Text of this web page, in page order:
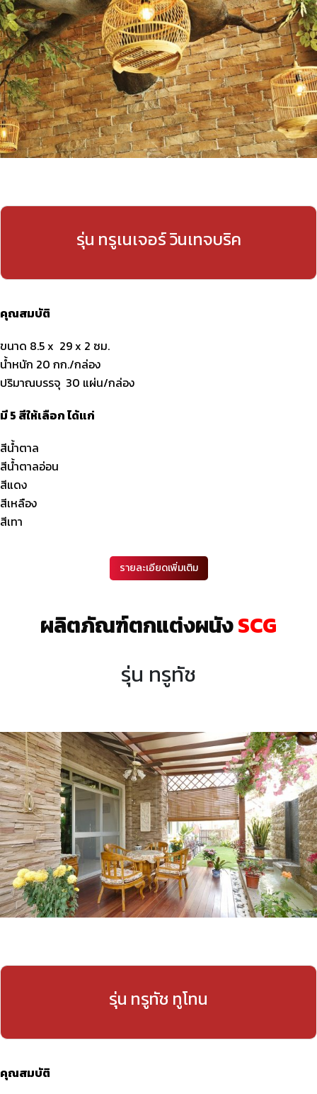
รุ่น ทรูเนเจอร์ วินเทจบริค
คุณสมบัติ
ขนาด 8.5 x 29 x 2 ซม.
น้ำหนัก 20 กก./กล่อง
ปริมาณบรรจุ 30 แผ่น/กล่อง
มี 5 สีให้เลือก ได้แก่
สีน้ำตาล
สีน้ำตาลอ่อน
สีแดง
สีเหลือง
สีเทา
รายละเอียดเพิ่มเติม
ผลิตภัณฑ์ตกแต่งผนังSCG
รุ่น ทรูทัช
รุ่น ทรูทัช ทูโทน
คุณสมบัติ